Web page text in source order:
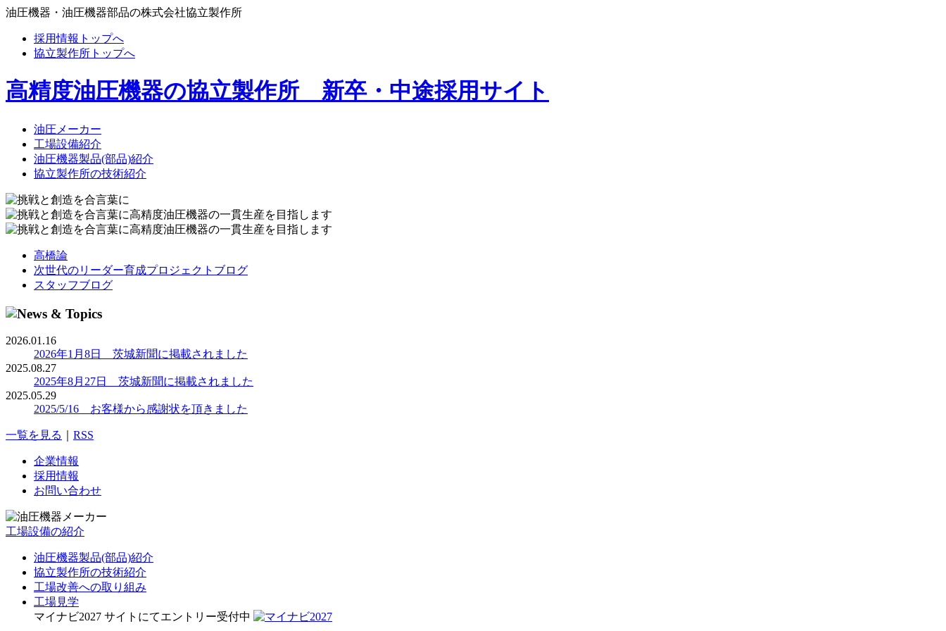
油圧機器・油圧機器部品の株式会社協立製作所
採用情報トップへ
協立製作所トップへ
高精度油圧機器の協立製作所 新卒・中途採用サイト
油圧メーカー
工場設備紹介
油圧機器製品(部品)紹介
協立製作所の技術紹介
高橋論
次世代のリーダー育成プロジェクトブログ
スタッフブログ
2026.01.16
2026年1月8日 茨城新聞に掲載されました
2025.08.27
2025年8月27日 茨城新聞に掲載されました
2025.05.29
2025/5/16 お客様から感謝状を頂きました
一覧を見る RSS
企業情報
採用情報
お問い合わせ
工場設備の紹介
油圧機器製品(部品)紹介
協立製作所の技術紹介
工場改善への取り組み
工場見学
マイナビ2027 サイトにてエントリー受付中